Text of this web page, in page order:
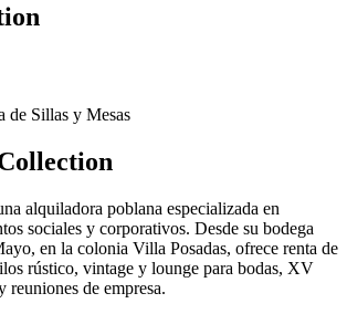
de Sillas y Mesas
alquiladora poblana especializada en
sociales y corporativos. Desde su bodega
en la colonia Villa Posadas, ofrece renta de
rústico, vintage y lounge para bodas, XV
reuniones de empresa.